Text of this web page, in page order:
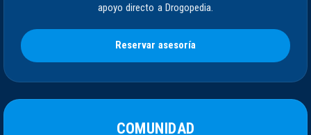
apoyo directo a Drogopedia.
Reservar asesoría
COMUNIDAD